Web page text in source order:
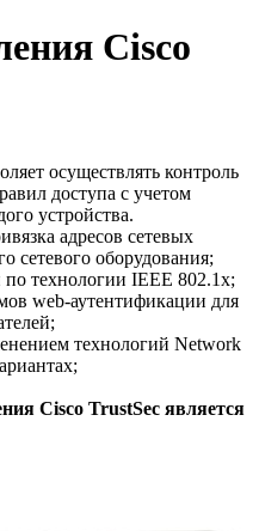
Cisco
осуществлять контроль
доступа с учетом
устройства.
адресов сетевых
сетевого оборудования;
по технологии IEEE 802.1x;
web-аутентификации для
технологий Network
Cisco TrustSec является